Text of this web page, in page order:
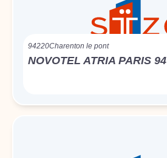
94220Charenton le pont
NOVOTEL ATRIA PARIS 94